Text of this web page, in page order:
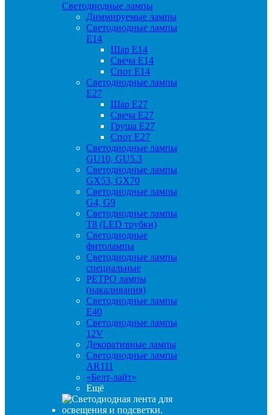
Светодиодные лампы
Диммируемые лампы
Светодиодные лампы
Е14
Шар Е14
Свеча Е14
Спот Е14
Светодиодные лампы
Е27
Шар Е27
Свеча Е27
Груша Е27
Спот Е27
Светодиодные лампы
GU10, GU5.3
Светодиодные лампы
GX53, GX70
Светодиодные лампы
G4, G9
Светодиодные лампы
Т8 (LED трубки)
Светодиодные
фитолампы
Светодиодные лампы
специальные
РЕТРО лампы
(накаливания)
Светодиодные лампы
E40
Светодиодные лампы
12V
Декоративные лампы
Светодиодные лампы
AR111
«Белт-лайт»
Ещё